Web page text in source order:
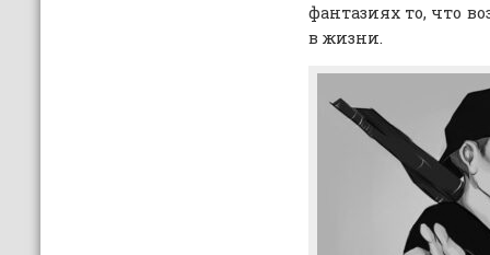
фантазиях то, что
в жизни.